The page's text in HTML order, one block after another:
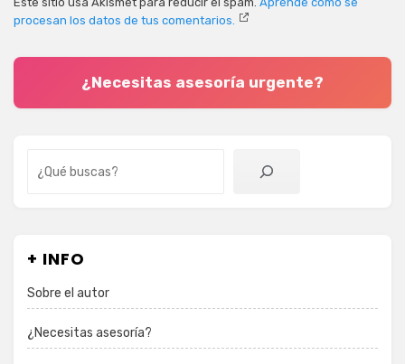
procesan los datos de tus comentarios.
¿Necesitas asesoría urgente?
+ INFO
Sobre el autor
¿Necesitas asesoría?